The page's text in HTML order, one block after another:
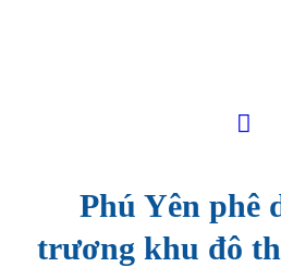
Phú Yên phê
trương khu đô